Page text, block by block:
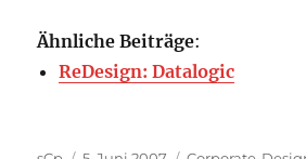
Ähnliche Beiträge:
ReDesign: Datalogic